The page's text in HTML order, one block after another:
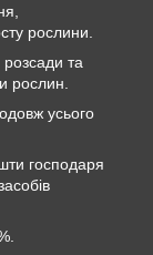
рослини.
та
рослин.
усього
господаря